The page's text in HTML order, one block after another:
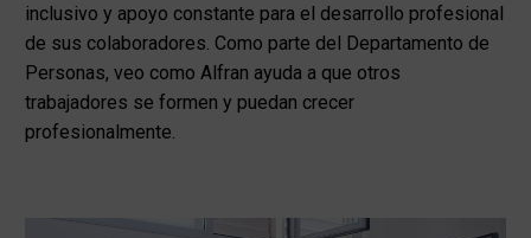
inclusivo y apoyo constante para el desarrollo profesional
de sus colaboradores. Como parte del Departamento de
Personas, veo como Alfran ayuda a que otros
trabajadores se formen y puedan crecer
profesionalmente.